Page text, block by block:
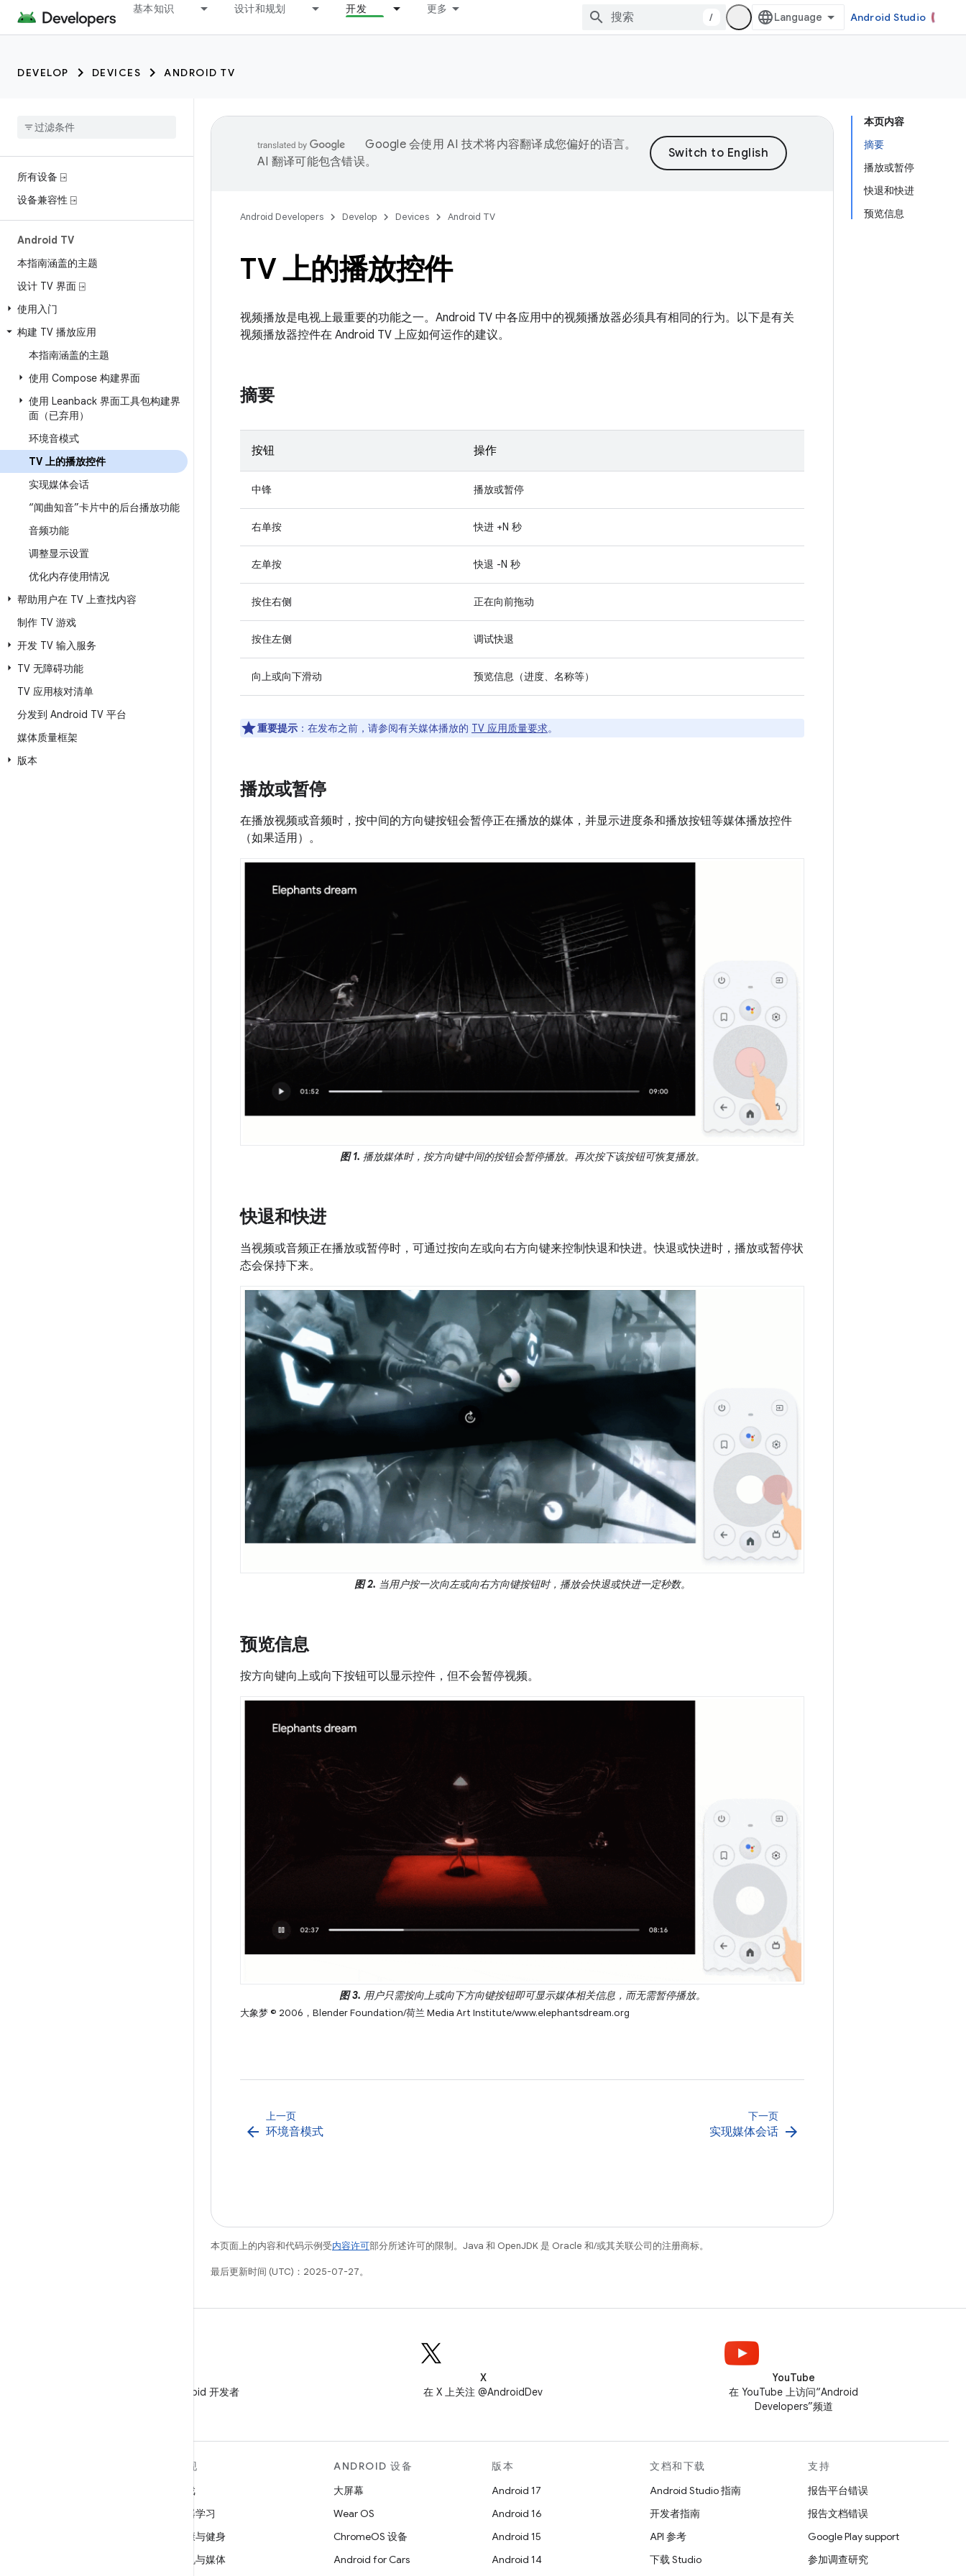
基本知识 设计和规划 开发 更多
/ Android Studio
DEVELOP DEVICES ANDROID TV
所有设备 ⍈
设备兼容性 ⍈
Android TV
本指南涵盖的主题
设计 TV 界面 ⍈
使用入门
构建 TV 播放应用
本指南涵盖的主题
使用 Compose 构建界面
使用 Leanback 界面工具包构建界
面（已弃用）
环境音模式
TV 上的播放控件
实现媒体会话
“闻曲知音”卡片中的后台播放功能
音频功能
调整显示设置
优化内存使用情况
帮助用户在 TV 上查找内容
制作 TV 游戏
开发 TV 输入服务
TV 无障碍功能
TV 应用核对清单
分发到 Android TV 平台
媒体质量框架
版本
本页内容
摘要
播放或暂停
快退和快进
预览信息
Google 会使用 AI 技术将内容翻译成您偏好的语言。
AI 翻译可能包含错误。
Android Developers Develop Devices Android TV
TV 上的播放控件
视频播放是电视上最重要的功能之一。Android TV 中各应用中的视频播放器必须具有相同的行为。以下是有关
视频播放器控件在 Android TV 上应如何运作的建议。
摘要
按钮 操作
中锋 播放或暂停
右单按 快进 +N 秒
左单按 快退 -N 秒
按住右侧 正在向前拖动
按住左侧 调试快退
向上或向下滑动 预览信息（进度、名称等）
重要提示 ：在发布之前，请参阅有关媒体播放的 TV 应用质量要求。
播放或暂停
在播放视频或音频时，按中间的方向键按钮会暂停正在播放的媒体，并显示进度条和播放按钮等媒体播放控件
（如果适用）。
图 1. 播放媒体时，按方向键中间的按钮会暂停播放。再次按下该按钮可恢复播放。
快退和快进
当视频或音频正在播放或暂停时，可通过按向左或向右方向键来控制快退和快进。快退或快进时，播放或暂停状
态会保持下来。
图 2. 当用户按一次向左或向右方向键按钮时，播放会快退或快进一定秒数。
预览信息
按方向键向上或向下按钮可以显示控件，但不会暂停视频。
图 3. 用户只需按向上或向下方向键按钮即可显示媒体相关信息，而无需暂停播放。
大象梦 © 2006，Blender Foundation/荷兰 Media Art Institute/www.elephantsdream.org
上一页
arrow_back 环境音模式
下一页
实现媒体会话 arrow_forward
本页面上的内容和代码示例受内容许可部分所述许可的限制。Java 和 OpenJDK 是 Oracle 和/或其关联公司的注册商标。
最后更新时间 (UTC)：2025-07-27。
在微信中关注 Android 开发者
X
在 X 上关注 @AndroidDev
YouTube
在 YouTube 上访问“Android
Developers”频道
发现
游戏
机器学习
健康与健身
相机与媒体
ANDROID 设备
大屏幕
Wear OS
ChromeOS 设备
Android for Cars
版本
Android 17
Android 16
Android 15
Android 14
文档和下载
Android Studio 指南
开发者指南
API 参考
下载 Studio
支持
报告平台错误
报告文档错误
Google Play support
参加调查研究